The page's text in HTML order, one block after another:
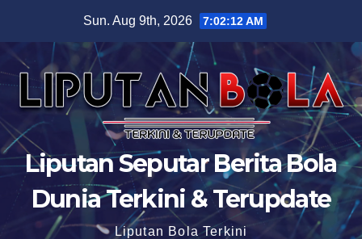
content
Sun. Aug 9th, 2026 7:02:14 AM
Liputan Seputar Berita Bola
Dunia Terkini & Terupdate
Liputan Bola Terkini